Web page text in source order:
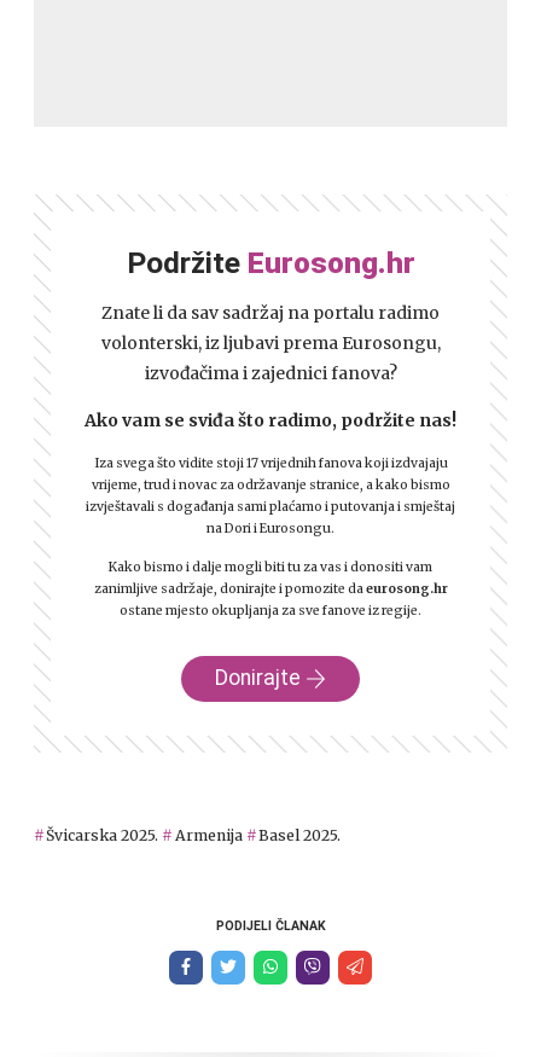
Podržite Eurosong.hr
Znate li da sav sadržaj na portalu radimo
volonterski, iz ljubavi prema Eurosongu,
izvođačima i zajednici fanova?
Ako vam se sviđa što radimo, podržite nas!
Iza svega što vidite stoji 17 vrijednih fanova koji izdvajaju
vrijeme, trud i novac za održavanje stranice, a kako bismo
izvještavali s događanja sami plaćamo i putovanja i smještaj
na Dori i Eurosongu.
Kako bismo i dalje mogli biti tu za vas i donositi vam
zanimljive sadržaje, donirajte i pomozite daeurosong.hr
ostane mjesto okupljanja za sve fanove iz regije.
Donirajte
Švicarska 2025. Armenija Basel 2025.
PODIJELI ČLANAK